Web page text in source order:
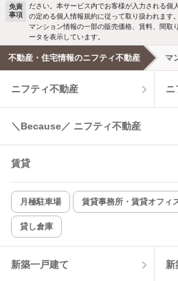
免責
事項
ださい。本サービス内でお客様が入力される個
の定める個人情報規約に従って取り扱われます。
マンション情報の一部の販売価格、賃料、間取
ータを表示しています。
不動産・住宅情報のニフティ不動産 マ
ニフティ不動産 ニ
＼Because／ ニフティ不動産
賃貸
月極駐車場 賃貸事務所・賃貸オフィ
貸し倉庫
新築一戸建て 新